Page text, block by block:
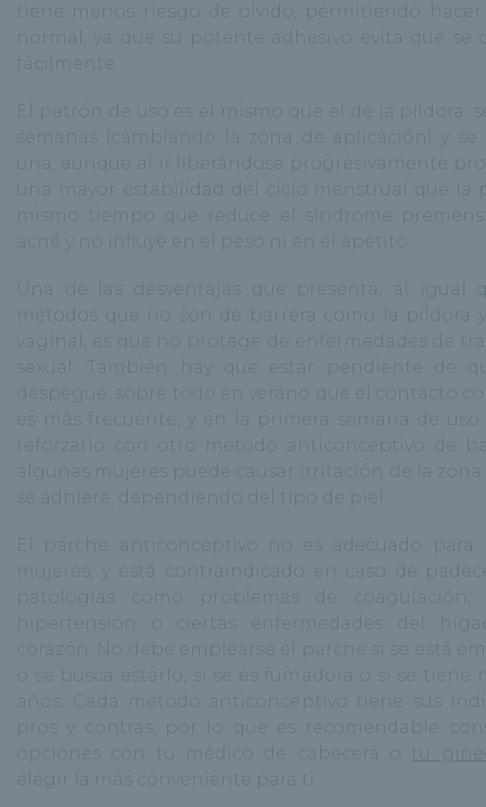
tiene menos riesgo de olvido, permitiendo
normal, ya que su potente adhesivo evita que se
fácilmente.
El patrón de uso es el mismo que el de la píldora:
semanas (cambiando la zona de aplicación) y se
una, aunque al ir liberándose progresivamente
una mayor estabilidad del ciclo menstrual que la
mismo tiempo que reduce el síndrome
acné y no influye en el peso ni en el apetito.
Una de las desventajas que presenta, al igual
métodos que no son de barrera como la píldora
vaginal, es que no protege de enfermedades de
sexual. También hay que estar pendiente de
despegue, sobre todo en verano que el contacto
es más frecuente, y en la primera semana de uso
reforzarlo con otro método anticonceptivo de
algunas mujeres puede causar irritación de la
se adhiere, dependiendo del tipo de piel.
El parche anticonceptivo no es adecuado para
mujeres, y está contraindicado en caso de
patologías como problemas de coagulación,
hipertensión o ciertas enfermedades del
corazón. No debe emplearse el parche si se está
o se busca estarlo, si se es fumadora o si se tiene
años. Cada método anticonceptivo tiene sus
pros y contras, por lo que es recomendable
opciones con tu médico de cabecera o tu
elegir la más conveniente para ti.